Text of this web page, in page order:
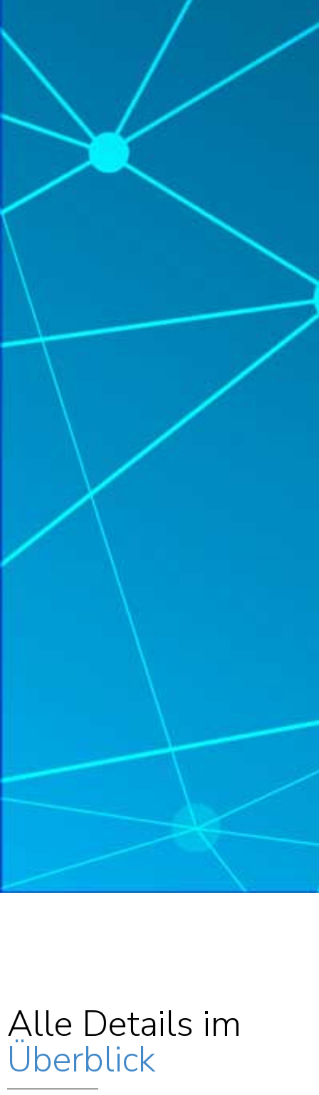
Alle Details im
Überblick